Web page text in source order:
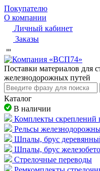
Покупателю
О компании
Личный кабинет
Заказы
Пocтaвки мaтepиaлoв для
жeлeзнoдopoжныx путeй
Каталог
В наличии
Комплекты скреплений
Рельсы
Шпалы, брус
Шпалы, брус
Стрелочные переводы